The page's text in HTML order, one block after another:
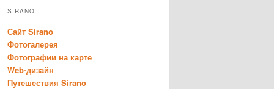
SIRANO
Сайт Sirano
Фотогалерея
Фотографии на карте
Web-дизайн
Путешествия Sirano